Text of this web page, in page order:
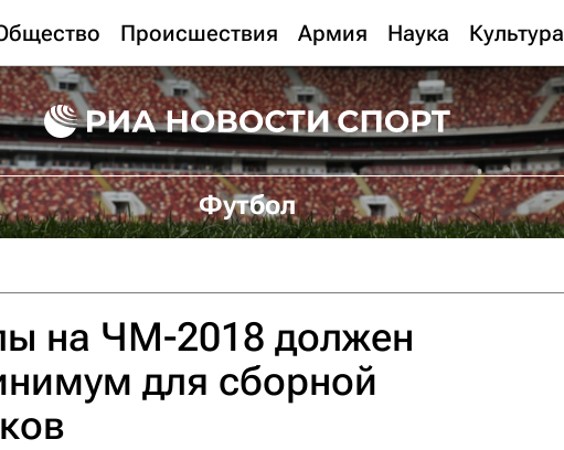
Происшествия Армия Наука Культура
Футбол
на ЧМ-2018 должен
для сборной